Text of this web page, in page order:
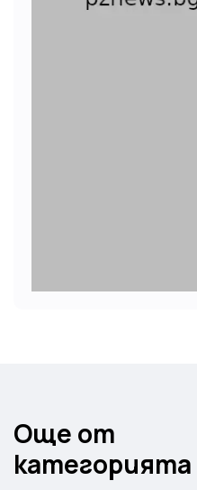
Още от
категорията